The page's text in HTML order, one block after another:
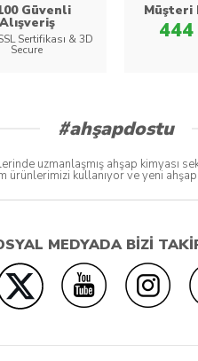
Güvenli
Alışveriş
Sertifikası & 3D
Secure
Müşteri
#ahşapdostu
uzmanlaşmış ahşap kimyası
kullanıyor ve yeni
MEDYADA BİZİ